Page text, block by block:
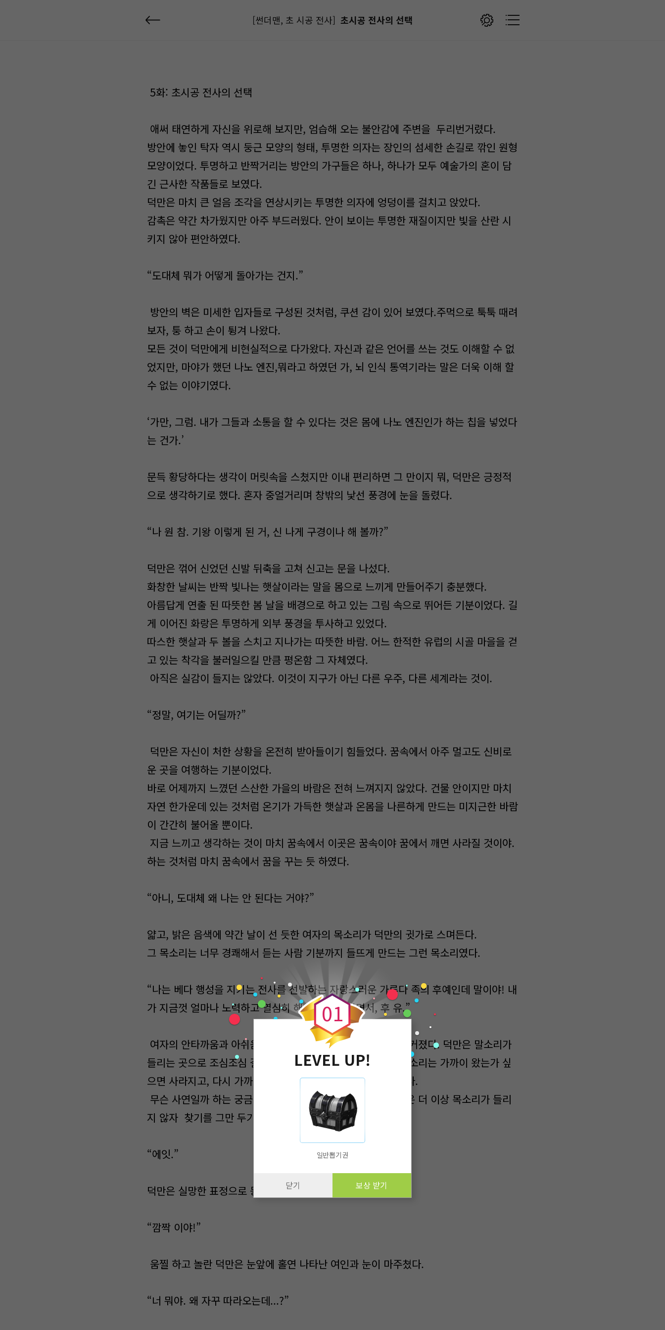
[썬더맨, 초 시공 전사] 초시공 전사의 선택
5화: 초시공 전사의 선택
애써 태연하게 자신을 위로해 보지만, 엄습해 오는 불안감에 주변을 두리번거렸다.
방안에 놓인 탁자 역시 둥근 모양의 형태, 투명한 의자는 장인의 섬세한 손길로 깎인 원형
모양이었다. 투명하고 반짝거리는 방안의 가구들은 하나, 하나가 모두 예술가의 혼이 담
긴 근사한 작품들로 보였다.
덕만은 마치 큰 얼음 조각을 연상시키는 투명한 의자에 엉덩이를 걸치고 앉았다.
감촉은 약간 차가웠지만 아주 부드러웠다. 안이 보이는 투명한 재질이지만 빛을 산란 시
키지 않아 편안하였다.
“도대체 뭐가 어떻게 돌아가는 건지.”
방안의 벽은 미세한 입자들로 구성된 것처럼, 쿠션 감이 있어 보였다.주먹으로 툭툭 때려
보자, 퉁 하고 손이 튕겨 나왔다.
모든 것이 덕만에게 비현실적으로 다가왔다. 자신과 같은 언어를 쓰는 것도 이해할 수 없
었지만, 마야가 했던 나노 엔진,뭐라고 하였던 가, 뇌 인식 통역기라는 말은 더욱 이해 할
수 없는 이야기였다.
‘가만, 그럼. 내가 그들과 소통을 할 수 있다는 것은 몸에 나노 엔진인가 하는 칩을 넣었다
는 건가.’
문득 황당하다는 생각이 머릿속을 스쳤지만 이내 편리하면 그 만이지 뭐, 덕만은 긍정적
으로 생각하기로 했다. 혼자 중얼거리며 창밖의 낯선 풍경에 눈을 돌렸다.
“나 원 참. 기왕 이렇게 된 거, 신 나게 구경이나 해 볼까?”
덕만은 꺾어 신었던 신발 뒤축을 고쳐 신고는 문을 나섰다.
화창한 날씨는 반짝 빛나는 햇살이라는 말을 몸으로 느끼게 만들어주기 충분했다.
아름답게 연출 된 따뜻한 봄 날을 배경으로 하고 있는 그림 속으로 뛰어든 기분이었다. 길
게 이어진 화랑은 투명하게 외부 풍경을 투사하고 있었다.
따스한 햇살과 두 볼을 스치고 지나가는 따뜻한 바람. 어느 한적한 유럽의 시골 마을을 걷
고 있는 착각을 불러일으킬 만큼 평온함 그 자체였다.
아직은 실감이 들지는 않았다. 이것이 지구가 아닌 다른 우주, 다른 세계라는 것이.
“정말, 여기는 어딜까?”
덕만은 자신이 처한 상황을 온전히 받아들이기 힘들었다. 꿈속에서 아주 멀고도 신비로
운 곳을 여행하는 기분이었다.
바로 어제까지 느꼈던 스산한 가을의 바람은 전혀 느껴지지 않았다. 건물 안이지만 마치
자연 한가운데 있는 것처럼 온기가 가득한 햇살과 온몸을 나른하게 만드는 미지근한 바람
이 간간히 불어올 뿐이다.
지금 느끼고 생각하는 것이 마치 꿈속에서 이곳은 꿈속이야 꿈에서 깨면 사라질 것이야.
하는 것처럼 마치 꿈속에서 꿈을 꾸는 듯 하였다.
“아니, 도대체 왜 나는 안 된다는 거야?”
얇고, 밝은 음색에 약간 날이 선 듯한 여자의 목소리가 덕만의 귓가로 스며든다.
그 목소리는 너무 경쾌해서 듣는 사람 기분까지 들뜨게 만드는 그런 목소리였다.
“나는 베다 행성을 지키는 전사를 선발하는 자랑스러운 가루다 족의 후예인데 말이야! 내
가 지금껏 얼마나 노력하고 열심히 해 왔는지 아시면서, 후 유.”
여자의 안타까움과 아쉬움이 가득 담긴 혼잣말은 볼륨이 점점 커졌다. 덕만은 말소리가
들리는 곳으로 조심조심 걸음을 옮겼다. 한숨과 실망이 섞인 목소리는 가까이 왔는가 싶
으면 사라지고, 다시 가까이 왔는가 싶으면 사라지기를 반복했다.
무슨 사연일까 하는 궁금증에 목소리의 주인을 찾아가던 덕만은 더 이상 목소리가 들리
지 않자 찾기를 그만 두기로 하였다.
“에잇.”
덕만은 실망한 표정으로 등을 돌렸다.
“깜짝 이야!”
움찔 하고 놀란 덕만은 눈앞에 홀연 나타난 여인과 눈이 마주쳤다.
“너 뭐야. 왜 자꾸 따라오는데...?”
0
0
1
LEVEL UP!
일반뽑기권
닫기 보상 받기